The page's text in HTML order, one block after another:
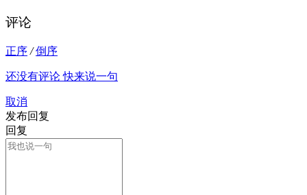
评论
正序 / 倒序
还没有评论 快来说一句
取消
发布回复
回复